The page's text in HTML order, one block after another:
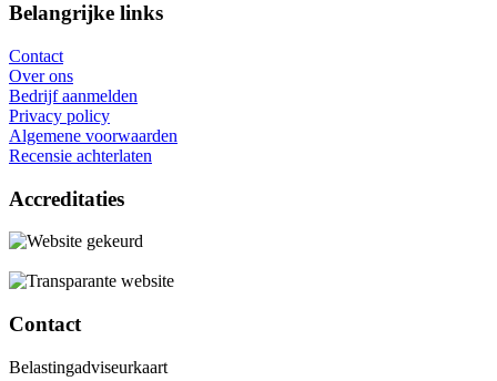
Belangrijke links
Contact
Over ons
Bedrijf aanmelden
Privacy policy
Algemene voorwaarden
Recensie achterlaten
Accreditaties
Contact
Belastingadviseurkaart